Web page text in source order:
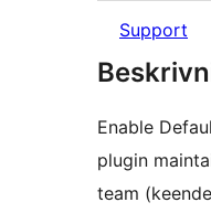
Support
Enable
plugin
team